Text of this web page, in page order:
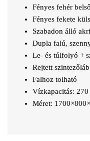
Fényes fehér belső
Fényes fekete
Szabadon álló
Dupla falú,
Le- és túlfolyó +
Rejtett szintezőláb
Falhoz tolható
Vízkapacitás:
Méret: